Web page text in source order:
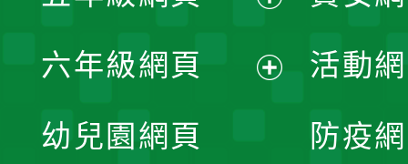
單
開
選
開
六年級網頁
幼兒園網頁
活動
防疫